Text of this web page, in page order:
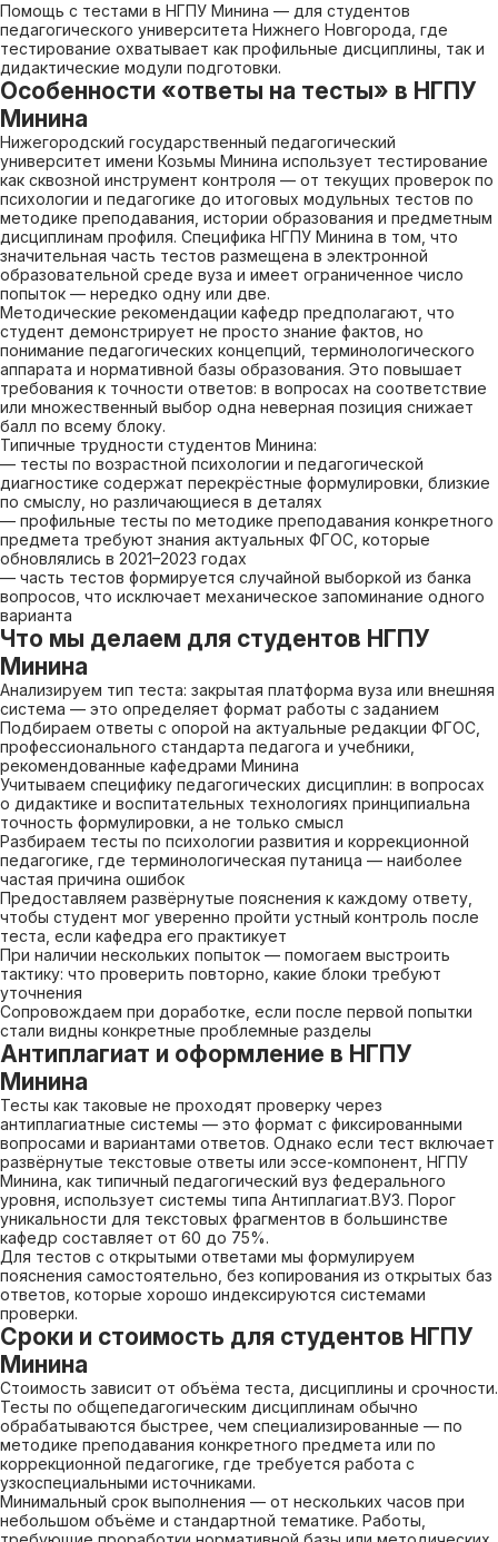
Помощь с тестами в НГПУ Минина — для студентов
педагогического университета Нижнего Новгорода, где
тестирование охватывает как профильные дисциплины, так и
дидактические модули подготовки.
Особенности «ответы на тесты» в НГПУ
Минина
Нижегородский государственный педагогический
университет имени Козьмы Минина использует тестирование
как сквозной инструмент контроля — от текущих проверок по
психологии и педагогике до итоговых модульных тестов по
методике преподавания, истории образования и предметным
дисциплинам профиля. Специфика НГПУ Минина в том, что
значительная часть тестов размещена в электронной
образовательной среде вуза и имеет ограниченное число
попыток — нередко одну или две.
Методические рекомендации кафедр предполагают, что
студент демонстрирует не просто знание фактов, но
понимание педагогических концепций, терминологического
аппарата и нормативной базы образования. Это повышает
требования к точности ответов: в вопросах на соответствие
или множественный выбор одна неверная позиция снижает
балл по всему блоку.
Типичные трудности студентов Минина:
— тесты по возрастной психологии и педагогической
диагностике содержат перекрёстные формулировки, близкие
по смыслу, но различающиеся в деталях
— профильные тесты по методике преподавания конкретного
предмета требуют знания актуальных ФГОС, которые
обновлялись в 2021–2023 годах
— часть тестов формируется случайной выборкой из банка
вопросов, что исключает механическое запоминание одного
варианта
Что мы делаем для студентов НГПУ
Минина
Анализируем тип теста: закрытая платформа вуза или внешняя
система — это определяет формат работы с заданием
Подбираем ответы с опорой на актуальные редакции ФГОС,
профессионального стандарта педагога и учебники,
рекомендованные кафедрами Минина
Учитываем специфику педагогических дисциплин: в вопросах
о дидактике и воспитательных технологиях принципиальна
точность формулировки, а не только смысл
Разбираем тесты по психологии развития и коррекционной
педагогике, где терминологическая путаница — наиболее
частая причина ошибок
Предоставляем развёрнутые пояснения к каждому ответу,
чтобы студент мог уверенно пройти устный контроль после
теста, если кафедра его практикует
При наличии нескольких попыток — помогаем выстроить
тактику: что проверить повторно, какие блоки требуют
уточнения
Сопровождаем при доработке, если после первой попытки
стали видны конкретные проблемные разделы
Антиплагиат и оформление в НГПУ
Минина
Тесты как таковые не проходят проверку через
антиплагиатные системы — это формат с фиксированными
вопросами и вариантами ответов. Однако если тест включает
развёрнутые текстовые ответы или эссе-компонент, НГПУ
Минина, как типичный педагогический вуз федерального
уровня, использует системы типа Антиплагиат.ВУЗ. Порог
уникальности для текстовых фрагментов в большинстве
кафедр составляет от 60 до 75%.
Для тестов с открытыми ответами мы формулируем
пояснения самостоятельно, без копирования из открытых баз
ответов, которые хорошо индексируются системами
проверки.
Сроки и стоимость для студентов НГПУ
Минина
Стоимость зависит от объёма теста, дисциплины и срочности.
Тесты по общепедагогическим дисциплинам обычно
обрабатываются быстрее, чем специализированные — по
методике преподавания конкретного предмета или по
коррекционной педагогике, где требуется работа с
узкоспециальными источниками.
Минимальный срок выполнения — от нескольких часов при
небольшом объёме и стандартной тематике. Работы,